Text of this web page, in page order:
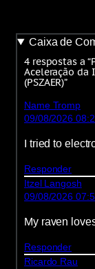
Caixa de
4 respostas a
Aceleração da
(PSZAER)”
Name Tromp
09/08/2026
I tried to
Responder
Itzel Langosh
09/08/2026
My raven
Responder
Ricardo Rau